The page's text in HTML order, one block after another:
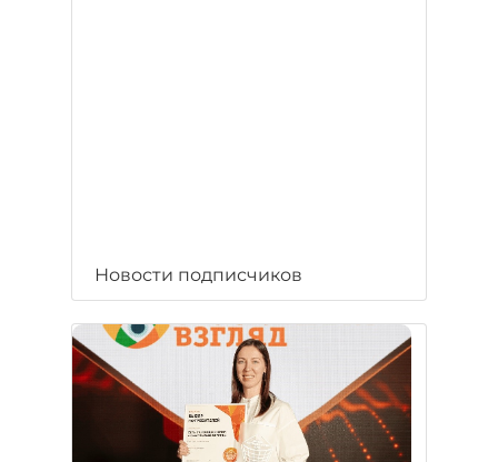
Новости подписчиков